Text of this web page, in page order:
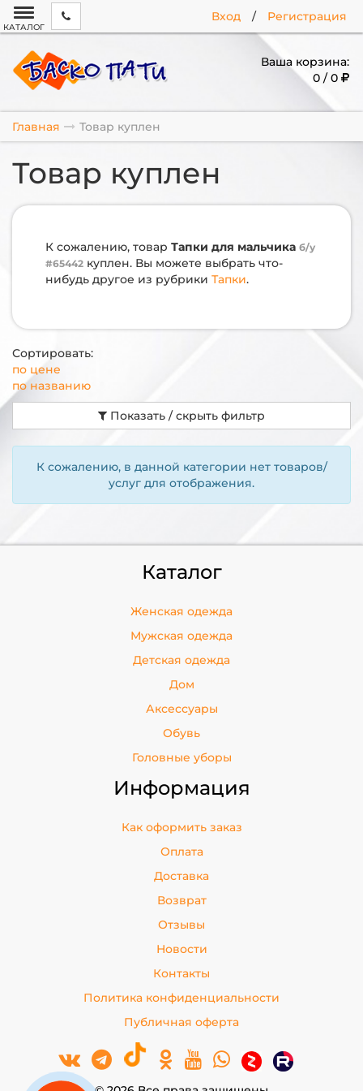
Вход / Регистрация
КАТАЛОГ
Ваша корзина:
0 / 0
Главная Товар куплен
Товар куплен
К сожалению, товар Тапки для мальчика б/у
#65442 куплен. Вы можете выбрать что-
нибудь другое из рубрики Тапки.
Сортировать:
по цене
по названию
Показать / скрыть фильтр
К сожалению, в данной категории нет товаров/
услуг для отображения.
Каталог
Женская одежда
Мужская одежда
Детская одежда
Дом
Аксессуары
Обувь
Головные уборы
Информация
Как оформить заказ
Оплата
Доставка
Возврат
Отзывы
Новости
Контакты
Политика конфиденциальности
Публичная оферта